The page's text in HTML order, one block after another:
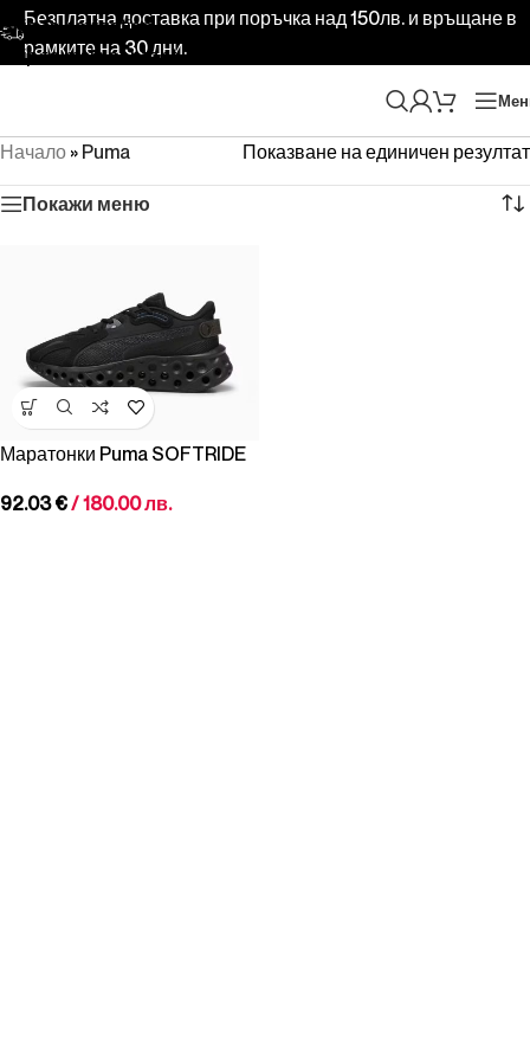
Skip to navigation
Skip to main content
Безплатна доставка при поръчка над 150лв. и връщане в
рамките на 30 дни.
Начало » Puma Показване на единичен резултат
Покажи меню
Маратонки Puma SOFTRIDE
92.03€/ 180.00 лв.